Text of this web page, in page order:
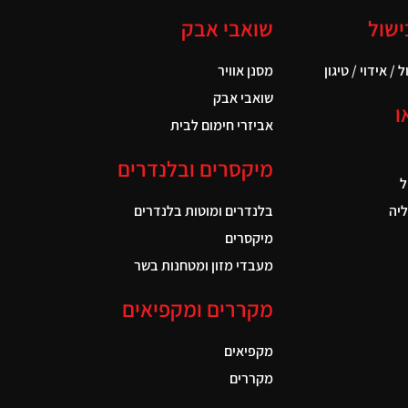
/ אידוי / טיגון
שואבי אבק
מסנן אוויר
שואבי אבק
אביזרי חימום לבית
מיקסרים ובלנדרים
בלנדרים ומוטות בלנדרים
מיקסרים
מעבדי מזון ומטחנות בשר
מקררים ומקפיאים
מקפיאים
מקררים